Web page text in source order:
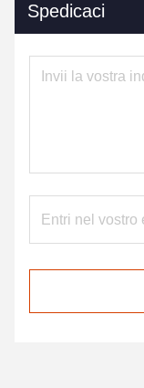
Spedicaci